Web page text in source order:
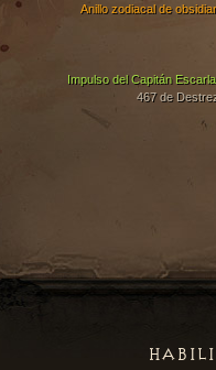
Impulso del Capitán
467 de
Anillo zodiacal de